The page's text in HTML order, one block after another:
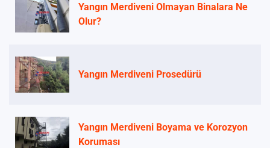
Yangın Merdiveni Olmayan Binalara Ne
Olur?
Yangın Merdiveni Prosedürü
Yangın Merdiveni Boyama ve Korozyon
Koruması